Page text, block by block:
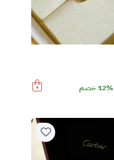
12% خصم